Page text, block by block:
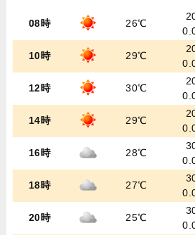
08時 26℃
10時 29℃
12時 30℃
14時 29℃
16時 28℃
18時 27℃
20時 25℃